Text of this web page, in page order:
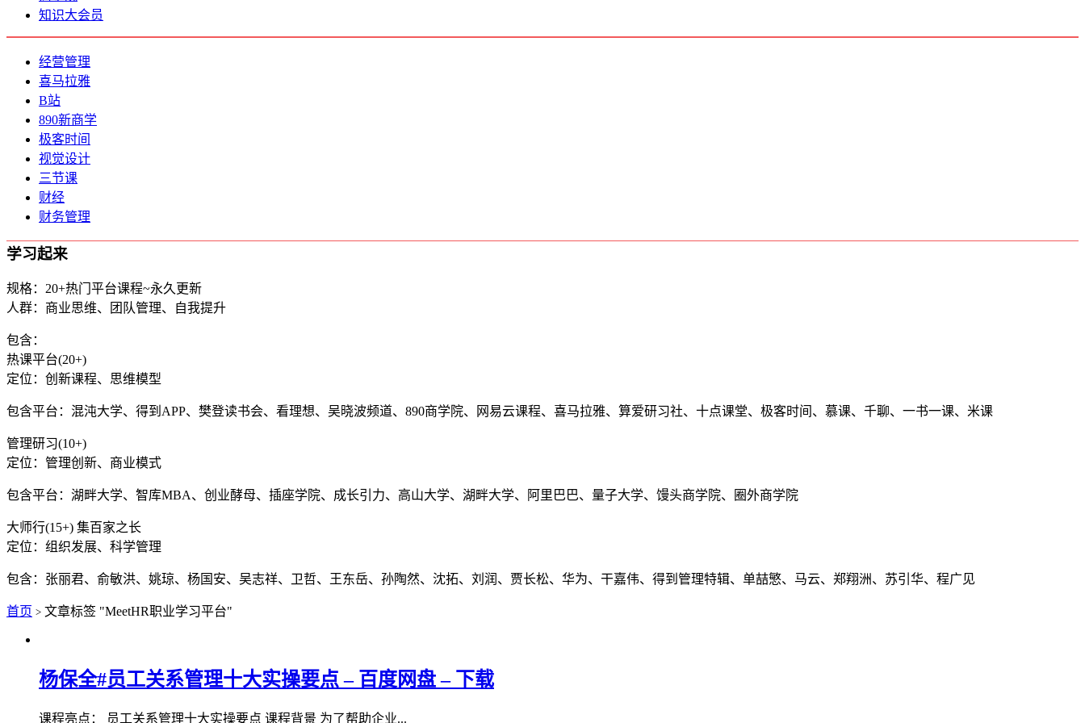
知识大会员
经营管理
喜马拉雅
B站
890新商学
极客时间
视觉设计
三节课
财经
财务管理
学习起来
规格：20+热门平台课程~永久更新
人群：商业思维、团队管理、自我提升
包含：
热课平台(20+)
定位：创新课程、思维模型
包含平台：混沌大学、得到APP、樊登读书会、看理想、吴晓波频道、890商学院、网易云课程、喜马拉雅、算爱研习社、十点课堂、极客时间、慕课、千聊、一书一课、米课
管理研习(10+)
定位：管理创新、商业模式
包含平台：湖畔大学、智库MBA、创业酵母、插座学院、成长引力、高山大学、湖畔大学、阿里巴巴、量子大学、馒头商学院、圈外商学院
大师行(15+) 集百家之长
定位：组织发展、科学管理
包含：张丽君、俞敏洪、姚琼、杨国安、吴志祥、卫哲、王东岳、孙陶然、沈拓、刘润、贾长松、华为、干嘉伟、得到管理特辑、单喆慜、马云、郑翔洲、苏引华、程广见
首页 > 文章标签 "MeetHR职业学习平台"
杨保全#员工关系管理十大实操要点 – 百度网盘 – 下载
课程亮点： 员工关系管理十大实操要点 课程背景 为了帮助企业...